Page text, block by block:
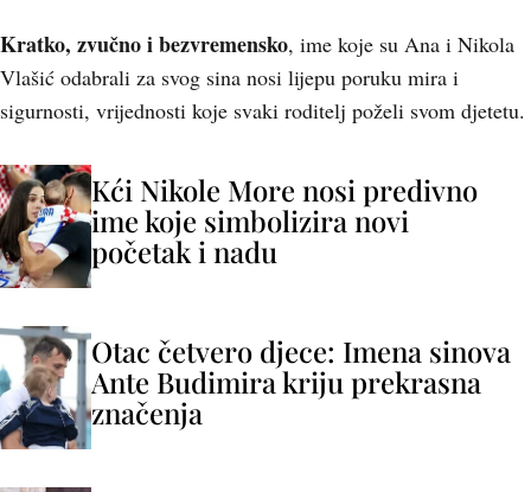
Kratko, zvučno i bezvremensko, ime koje su Ana i Nikola
Vlašić odabrali za svog sina nosi lijepu poruku mira i
sigurnosti, vrijednosti koje svaki roditelj poželi svom djetetu.
Kći Nikole More nosi predivno
ime koje simbolizira novi
početak i nadu
Otac četvero djece: Imena sinova
Ante Budimira kriju prekrasna
značenja